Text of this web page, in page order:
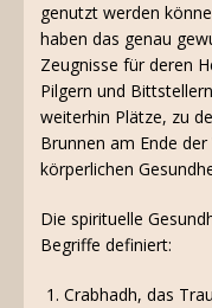
genutzt werden
haben das genau
Zeugnisse für deren
Pilgern und
weiterhin Plätze, zu
Brunnen am Ende
körperlichen
Die spirituelle
Begriffe definiert:
Crabhadh, das